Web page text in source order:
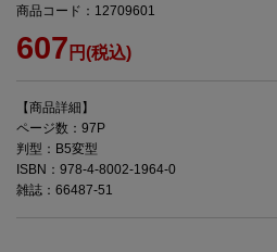
商品コード：12709601
607 円(税込)
【商品詳細】
ページ数：97P
判型：B5変型
ISBN：978-4-8002-1964-0
雑誌：66487-51